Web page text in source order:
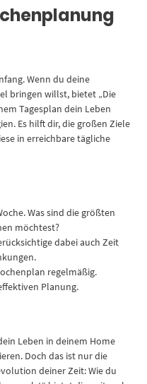
Wenn du deine
bringen willst, bietet „Die
Tagesplan dein Leben
Es hilft dir, die großen Ziele
in erreichbare tägliche
Was sind die größten
möchtest?
dabei auch Zeit
regelmäßig.
Planung.
Leben in deinem Home
Doch das ist nur die
deiner Zeit: Wie du